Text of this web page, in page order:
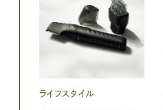
ライフスタイル